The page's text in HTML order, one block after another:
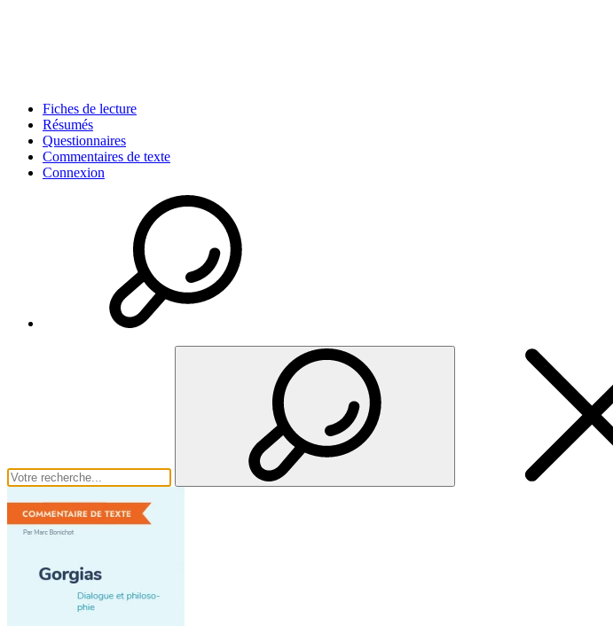
Fiches de lecture
Résumés
Questionnaires
Commentaires de texte
Connexion